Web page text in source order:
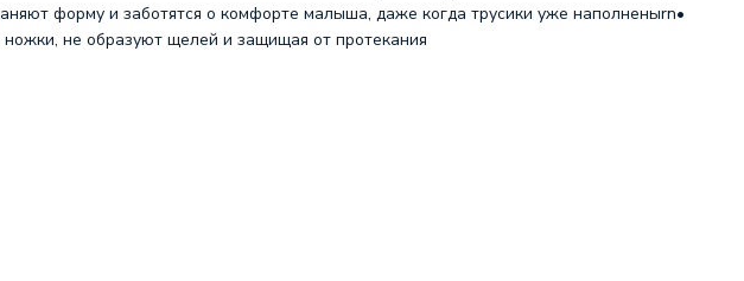
форму и заботятся о комфорте малыша, даже когда трусики уже наполненыrn•
не образуют щелей и защищая от протекания